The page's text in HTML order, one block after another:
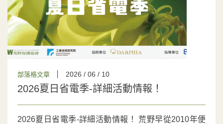
部落格文章 2026 / 06 / 10
2026夏日省電季-詳細活動情報！
2026夏日省電季-詳細活動情報！ 荒野早從2010年便